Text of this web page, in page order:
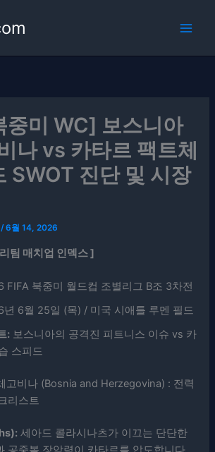
미 WC] 보스니아
나 vs 카타르 팩트체
SWOT 진단 및 시장
/6월 14, 2026
팀 매치업 인덱스 ]
FIFA 북중미 월드컵 조별리그 B조 3차전
년 6월 25일 (목) / 미국 시애틀 루멘 필드
: 보스니아의 공격진 피트니스 이슈 vs 카
스피드
고비나 (Bosnia and Herzegovina) : 전력
리스트
세아드 콜라시나츠가 이끄는 단단한